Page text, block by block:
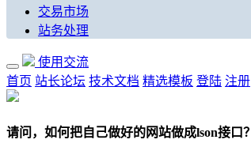
交易市场
站务处理
使用交流
首页 站长论坛 技术文档 精选模板 登陆 注册
请问，如何把自己做好的网站做成lson接口？